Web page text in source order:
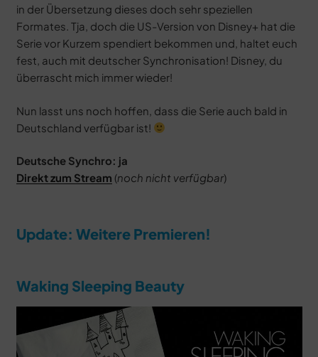
in der Übersetzung dieses doch sehr speziellen
Formates. Tja, doch die US-Version von Disney+ hat die
Serie vor Kurzem spendiert bekommen und, haltet euch
fest, auch mit deutscher Synchronisation! Disney, du
überrascht mich immer wieder!
Nun lasst uns noch hoffen, dass die Serie auch bald in
Deutschland verfügbar ist!
Deutsche Synchro: ja
Direkt zum Stream (noch nicht verfügbar)
Update: Weitere Premieren!
Waking Sleeping Beauty